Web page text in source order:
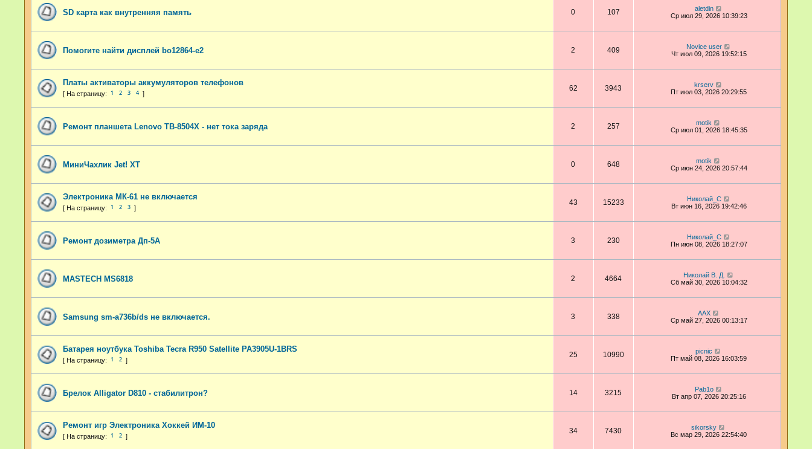
SD карта как внутренняя память 0 107
aletdin
Ср июл 29, 2026 10:39:23
Помогите найти дисплей bo12864-e2 2 409
Novice user
Чт июл 09, 2026 19:52:15
Платы активаторы аккумуляторов телефонов
1 2 3 4
62 3943
krserv
Пт июл 03, 2026 20:29:55
Ремонт планшета Lenovo TB-8504X - нет тока заряда 2 257
motik
Ср июл 01, 2026 18:45:35
МиниЧахлик Jet! XT 0 648
motik
Ср июн 24, 2026 20:57:44
Электроника МК-61 не включается
1 2 3
43 15233
Николай_С
Вт июн 16, 2026 19:42:46
Ремонт дозиметра Дп-5А 3 230
Николай_С
Пн июн 08, 2026 18:27:07
MASTECH MS6818 2 4664
Николай В. Д.
Сб май 30, 2026 10:04:32
Samsung sm-a736b/ds не включается. 3 338
AAX
Ср май 27, 2026 00:13:17
Батарея ноутбука Toshiba Tecra R950 Satellite PA3905U-1BRS
1 2
25 10990
picnic
Пт май 08, 2026 16:03:59
Брелок Alligator D810 - стабилитрон? 14 3215
Pab1o
Вт апр 07, 2026 20:25:16
Ремонт игр Электроника Хоккей ИМ-10
1 2
34 7430
sikorsky
Вс мар 29, 2026 22:54:40